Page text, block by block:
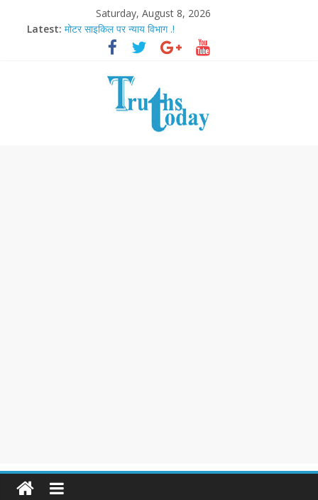
Saturday, August 8, 2026
Latest: मोटर साइकिल पर न्याय विभाग .!
Ram Mandir Pran Pratishthan-अयोध्या में विराजे रामलला
मासूम लेकिन खतरनाक है आरपीजी अटैक का नाबालिग आरोपी..!
अब फिल्मों के लिए धार्मिक बोर्ड..!
आज बिखर जाएगा इमरान खान का विकेट